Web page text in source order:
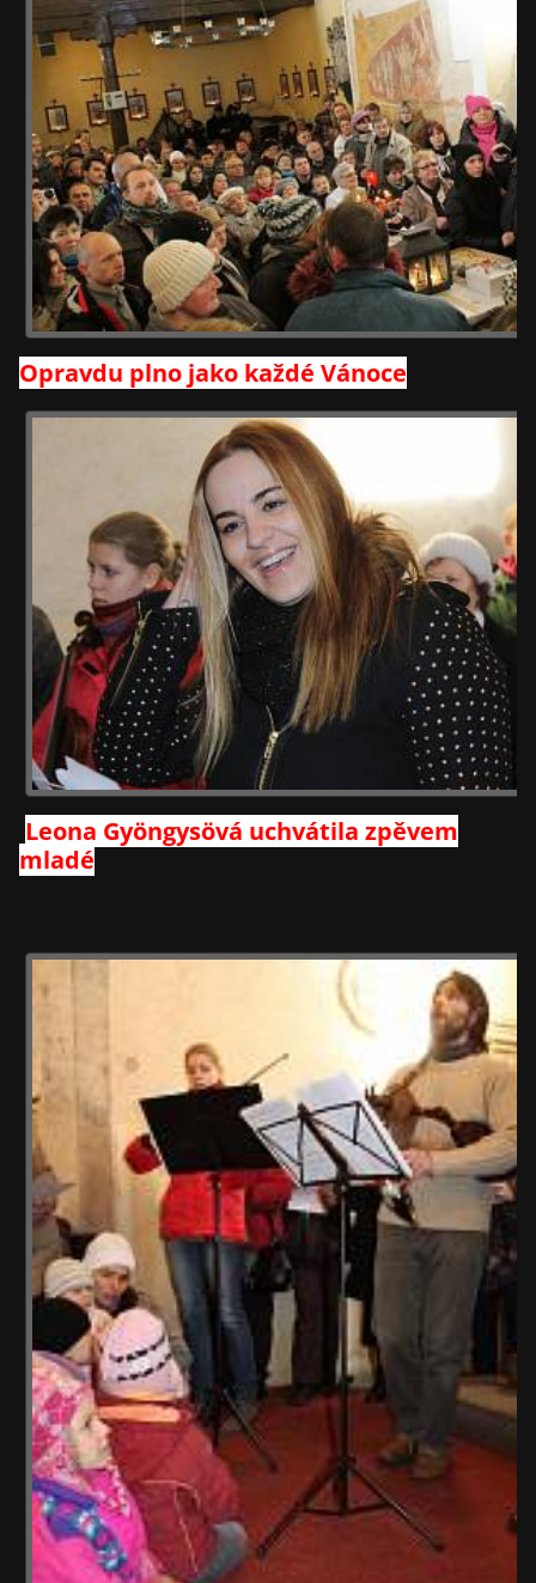
Opravdu plno jako každé Vánoce
Leona Gyöngysövá uchvátila zpěvem
mladé